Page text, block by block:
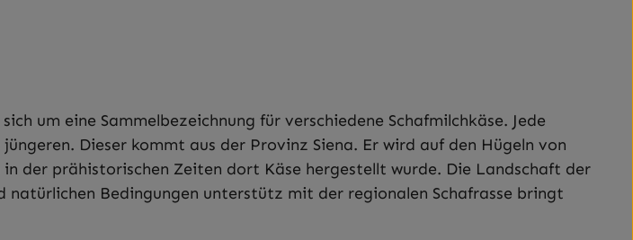
um eine Sammelbezeichnung für verschiedene Schafmilchkäse. Jede
Dieser kommt aus der Provinz Siena. Er wird auf den Hügeln von
der prähistorischen Zeiten dort Käse hergestellt wurde. Die Landschaft der
Bedingungen unterstütz mit der regionalen Schafrasse bringt